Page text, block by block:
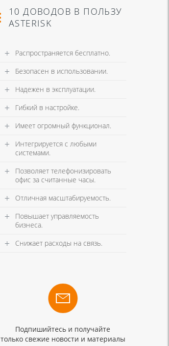
10 ДОВОДОВ В ПОЛЬЗУ
ASTERISK
Распространяется бесплатно.
Безопасен в использовании.
Надежен в эксплуатации.
Гибкий в настройке.
Имеет огромный функционал.
Интегрируется с любыми
системами.
Позволяет телефонизировать
офис за считанные часы.
Отличная масштабируемость.
Повышает управляемость
бизнеса.
Снижает расходы на связь.
Подпишийтесь и получайте
только свежие новости и материалы